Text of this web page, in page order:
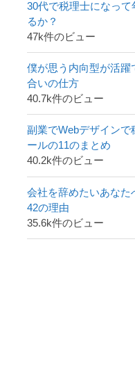
30代で税理士になっ
るか？
47k件のビュー
僕が思う内向型が活躍
合いの仕方
40.7k件のビュー
副業でWebデザインで
ールの11のまとめ
40.2k件のビュー
会社を辞めたいあなた
42の理由
35.6k件のビュー